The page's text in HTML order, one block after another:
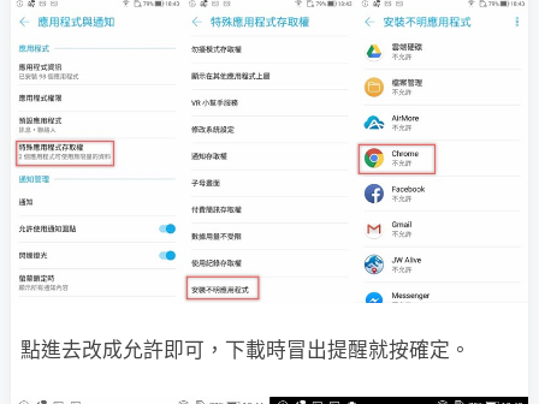
點進去改成允許即可，下載時冒出提醒就按確定。